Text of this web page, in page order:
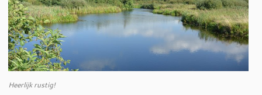
Heerlijk rustig!